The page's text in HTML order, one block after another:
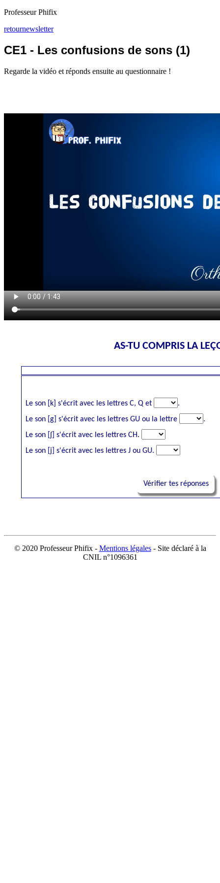
Professeur Phifix
retournewsletter
CE1 - Les confusions de sons (1)
Regarde la vidéo et réponds ensuite au questionnaire !
© 2020 Professeur Phifix - Mentions légales- Site déclaré à la
CNIL n°1096361